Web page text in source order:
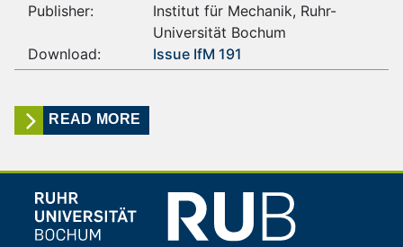
Publisher:
Institut für Mechanik, Ruhr-
Universität Bochum
Download:
Issue IfM 191
READ MORE